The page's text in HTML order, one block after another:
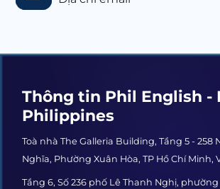
Thông tin Phil English -
Philippines
Toà nhà The Galleria Building, Tầng 5 - 258
Nghĩa, Phường Xuân Hòa, TP Hồ Chí Minh,
Tầng 6, Số 236 phố Lê Thanh Nghị, phường